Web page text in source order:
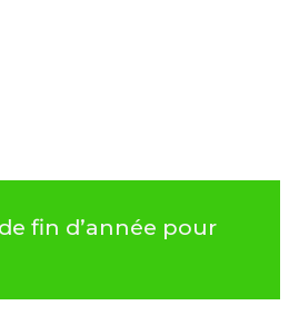
fin d’année pour